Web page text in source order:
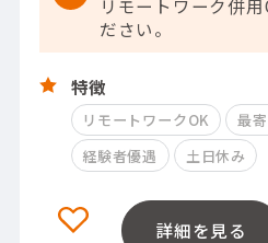
リモートワーク併
ださい。
特徴
リモートワークOK
最
経験者優遇
土日休み
詳細を見る